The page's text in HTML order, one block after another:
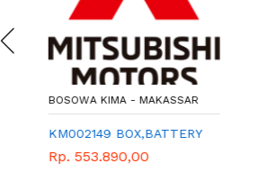
BOSOWA KIMA - MAKASSAR
KM002149 BOX,BATTERY
Rp. 553.890,00